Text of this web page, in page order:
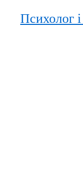
Психолог